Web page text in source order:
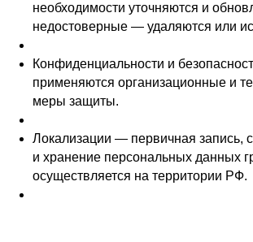
необходимости уточняются и
недостоверные — удаляются или
Конфиденциальности и
применяются организационные и
меры защиты.
Локализации — первичная запись,
и хранение персональных данных
осуществляется на территории РФ.